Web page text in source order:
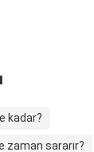
kadar?
zaman sararır?